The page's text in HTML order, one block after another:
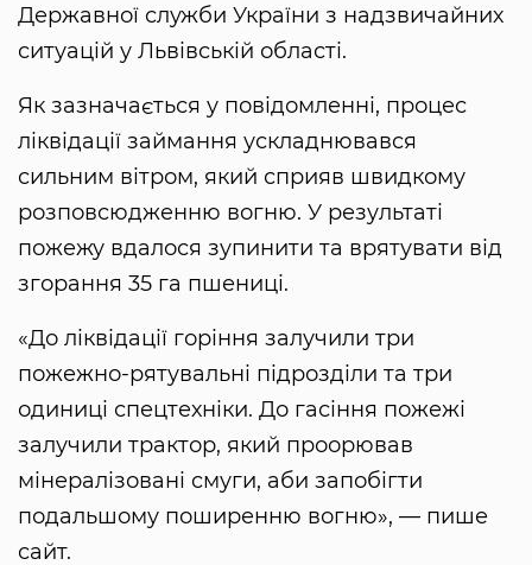
Державної служби України з надзвичайних
ситуацій у Львівській області.
Як зазначається у повідомленні, процес
ліквідації займання ускладнювався
сильним вітром, який сприяв швидкому
розповсюдженню вогню. У результаті
пожежу вдалося зупинити та врятувати від
згорання 35 га пшениці.
«До ліквідації горіння залучили три
пожежно-рятувальні підрозділи та три
одиниці спецтехніки. До гасіння пожежі
залучили трактор, який проорював
мінералізовані смуги, аби запобігти
подальшому поширенню вогню», — пише
сайт.